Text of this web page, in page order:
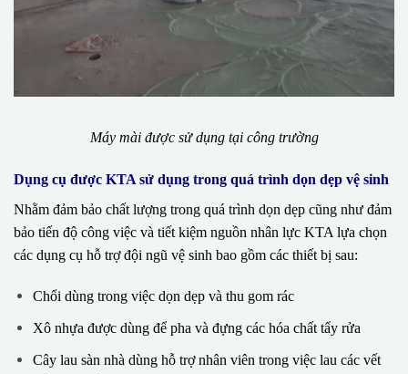
Máy mài được sử dụng tại công trường
Dụng cụ được KTA sử dụng trong quá trình dọn dẹp vệ sinh
Nhằm đảm bảo chất lượng trong quá trình dọn dẹp cũng như đảm
bảo tiến độ công việc và tiết kiệm nguồn nhân lực KTA lựa chọn
các dụng cụ hỗ trợ đội ngũ vệ sinh bao gồm các thiết bị sau:
Chổi dùng trong việc dọn dẹp và thu gom rác
Xô nhựa được dùng để pha và đựng các hóa chất tẩy rửa
Cây lau sàn nhà dùng hỗ trợ nhân viên trong việc lau các vết